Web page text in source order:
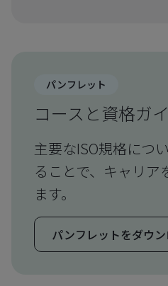
パンフレット
コースと資格ガ
主要なISO規格につ
ることで、キャリア
ます。
パンフレットをダウ